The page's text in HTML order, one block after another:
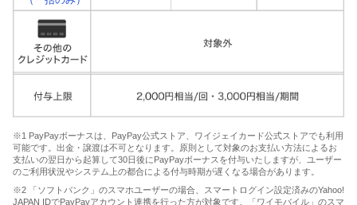
※1 PayPayボーナスは、PayPay公式ストア、ワイジェイカード公式ストアでも利用
可能です。出金・譲渡は不可となります。原則として対象のお支払い方法によるお
支払いの翌日から起算して30日後にPayPayボーナスを付与いたしますが、ユーザー
のご利用状況やシステム上の都合による付与時期が遅くなる場合があります。
※2 「ソフトバンク」のスマホユーザーの場合、スマートログイン設定済みのYahoo!
JAPAN IDでPayPayアカウント連携を行った方が対象です。「ワイモバイル」のスマ